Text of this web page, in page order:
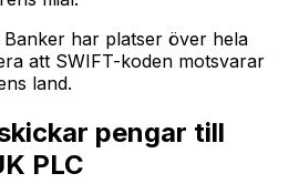
Banker har platser över hela
att SWIFT-koden motsvarar
land.
pengar till
PLC